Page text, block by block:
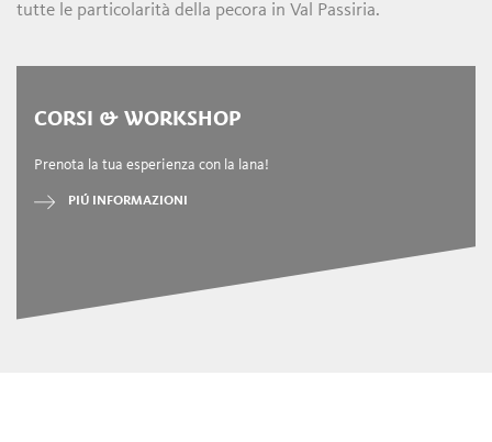
tutte le particolarità della pecora in Val Passiria.
CORSI & WORKSHOP
Prenota la tua esperienza con la lana!
PIÚ INFORMAZIONI